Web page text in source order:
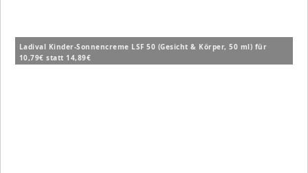
Ladival Kinder-Sonnencreme LSF 50 (Gesicht & Körper, 50 ml) für
10,79€ statt 14,89€